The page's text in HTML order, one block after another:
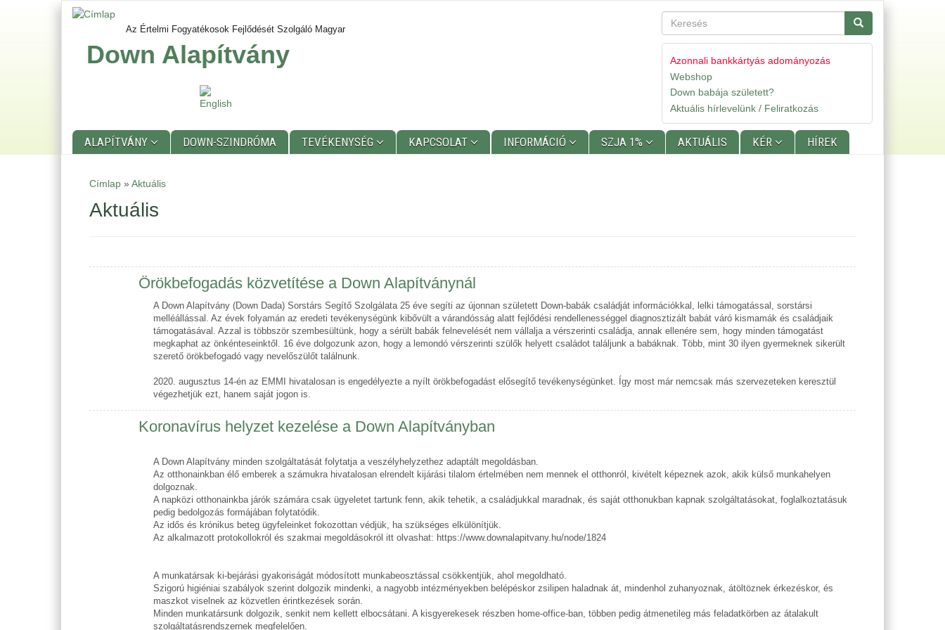
Az Értelmi Fogyatékosok Fejlődését Szolgáló Magyar
Down Alapítvány
Keresés Keresés
Gyorslinkek
Azonnali bankkártyás adományozás
Webshop
Down babája született?
Aktuális hírlevelünk / Feliratkozás
menu
ALAPÍTVÁNY DOWN-SZINDRÓMA TEVÉKENYSÉG KAPCSOLAT INFORMÁCIÓ SZJA 1% AKTUÁLIS KÉR HÍREK
Címlap » Aktuális
Aktuális
Örökbefogadás közvetítése a Down Alapítványnál
A Down Alapítvány (Down Dada) Sorstárs Segítő Szolgálata 25 éve segíti az újonnan született Down-babák családját információkkal, lelki támogatással, sorstársi
melléállással. Az évek folyamán az eredeti tevékenységünk kibővült a várandósság alatt fejlődési rendellenességgel diagnosztizált babát váró kismamák és családjaik
támogatásával. Azzal is többször szembesültünk, hogy a sérült babák felnevelését nem vállalja a vérszerinti családja, annak ellenére sem, hogy minden támogatást
megkaphat az önkénteseinktől. 16 éve dolgozunk azon, hogy a lemondó vérszerinti szülők helyett családot találjunk a babáknak. Több, mint 30 ilyen gyermeknek sikerült
szerető örökbefogadó vagy nevelőszülőt találnunk.
2020. augusztus 14-én az EMMI hivatalosan is engedélyezte a nyílt örökbefogadást elősegítő tevékenységünket. Így most már nemcsak más szervezeteken keresztül
végezhetjük ezt, hanem saját jogon is.
Koronavírus helyzet kezelése a Down Alapítványban
A Down Alapítvány minden szolgáltatását folytatja a veszélyhelyzethez adaptált megoldásban.
Az otthonainkban élő emberek a számukra hivatalosan elrendelt kijárási tilalom értelmében nem mennek el otthonról, kivételt képeznek azok, akik külső munkahelyen
dolgoznak.
A napközi otthonainkba járók számára csak ügyeletet tartunk fenn, akik tehetik, a családjukkal maradnak, és saját otthonukban kapnak szolgáltatásokat, foglalkoztatásuk
pedig bedolgozás formájában folytatódik.
Az idős és krónikus beteg ügyfeleinket fokozottan védjük, ha szükséges elkülönítjük.
Az alkalmazott protokollokról és szakmai megoldásokról itt olvashat: https://www.downalapitvany.hu/node/1824
A munkatársak ki-bejárási gyakoriságát módosított munkabeosztással csökkentjük, ahol megoldható.
Szigorú higiéniai szabályok szerint dolgozik mindenki, a nagyobb intézményekben belépéskor zsilipen haladnak át, mindenhol zuhanyoznak, átöltöznek érkezéskor, és
maszkot viselnek az közvetlen érintkezések során.
Minden munkatársunk dolgozik, senkit nem kellett elbocsátani. A kisgyerekesek részben home-office-ban, többen pedig átmenetileg más feladatkörben az átalakult
szolgáltatásrendszernek megfelelően.